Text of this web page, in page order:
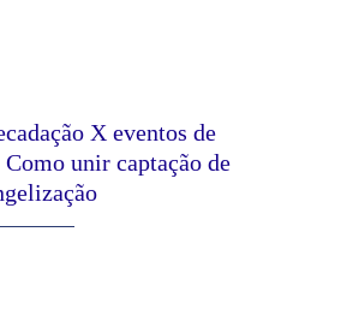
X eventos de
unir captação de